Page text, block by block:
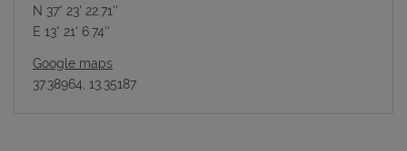
N 37° 23' 22.71''
E 13° 21' 6.74''
Google maps
37.38964, 13.35187